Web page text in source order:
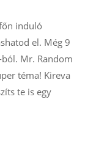
induló
el. Még 9
Mr. Random
téma! Kireva
te is egy